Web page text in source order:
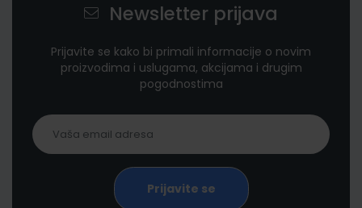
Newsletter prijava
Prijavite se kako bi primali informacije o novim
proizvodima i uslugama, akcijama i drugim
pogodnostima